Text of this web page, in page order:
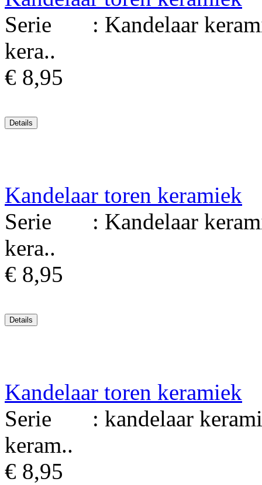
Serie : Kandelaar
kera..
€ 8,95
Kandelaar toren keramiek
Serie : Kandelaar
kera..
€ 8,95
Kandelaar toren keramiek
Serie : kandelaar
keram..
€ 8,95